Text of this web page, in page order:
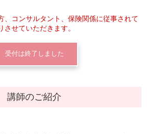
、コンサルタント、保険関係に従事されて
せていただきます。
受付は終了しました
講師のご紹介